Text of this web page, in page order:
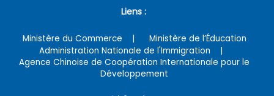
Liens :
Ministère du Commerce
Ministère de l’Éducation
Administration Nationale de l'Immigration
Agence Chinoise de Coopération Internationale pour le
Développement